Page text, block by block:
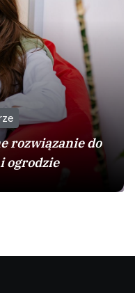
rozwiązanie do
ogrodzie